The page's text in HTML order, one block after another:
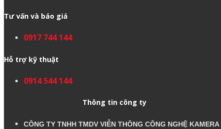
Tư vấn và báo giá
0917 744 144
Hỗ trợ kỹ thuật
0914 544 144
Thông tin công ty
CÔNG TY TNHH TMDV VIỄN THÔNG CÔNG NGHỆ KAMERA